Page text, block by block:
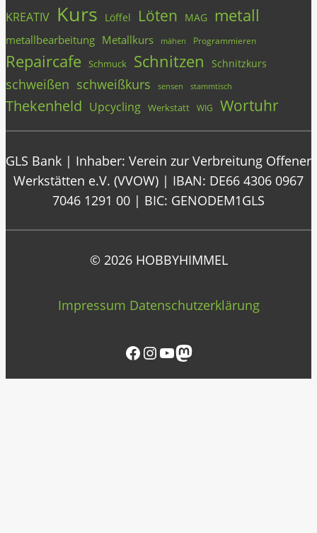
KREATIV Kurs Löffel Löten MAG metall
metallbearbeitung Metallkurs mähen Programmieren
Repaircafe Schmuck Schnitzen Schnitzkurs
schweißen schweißkurs sensen stammtisch
Thekenheld Upcycling Werkstatt WIG Wortuhr
GLS Bank | Inhaber: Verein zur Verbreitung Offener
Werkstätten e.V. (VVOW) | IBAN: DE66 4306 0967
7046 1291 00 | BIC: GENODEM1GLS
© 2026 HOBBYHIMMEL
Impressum Datenschutzerklärung
Facebook InstagramYouTube Mastodon